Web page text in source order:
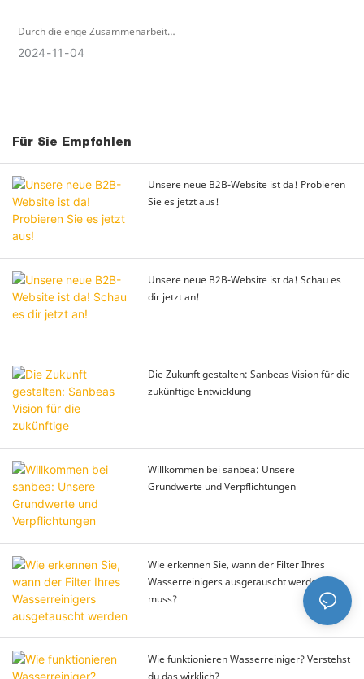
Aus!
Durch die enge Zusammenarbeit
mit sanbea können Unternehmen
bessere B2B-Dienste!
2024 11 04
Für Sie Empfohlen
Unsere neue B2B-Website ist da! Probieren
Sie es jetzt aus!
Unsere neue B2B-Website ist da! Schau es
dir jetzt an!
Die Zukunft gestalten: Sanbeas Vision für die
zukünftige Entwicklung
Willkommen bei sanbea: Unsere
Grundwerte und Verpflichtungen
Wie erkennen Sie, wann der Filter Ihres
Wasserreinigers ausgetauscht werden
muss?
Wie funktionieren Wasserreiniger? Verstehst